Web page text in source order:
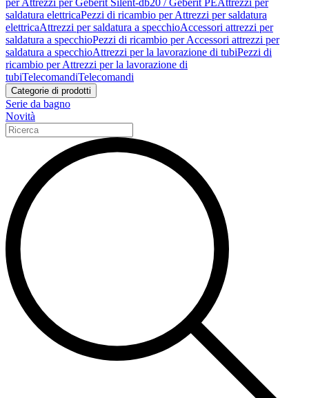
per Attrezzi per Geberit Silent-db20 / Geberit PEAttrezzi per
saldatura elettricaPezzi di ricambio per Attrezzi per saldatura
elettricaAttrezzi per saldatura a specchioAccessori attrezzi per
saldatura a specchioPezzi di ricambio per Accessori attrezzi per
saldatura a specchioAttrezzi per la lavorazione di tubiPezzi di
ricambio per Attrezzi per la lavorazione di
tubiTelecomandiTelecomandi
Categorie di prodotti
Serie da bagno
Novità